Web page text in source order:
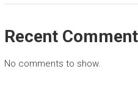
Recent
No comments to show.